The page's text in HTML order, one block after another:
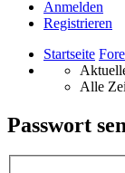
Anmelden
Registrieren
Startseite
Alle
Passwort